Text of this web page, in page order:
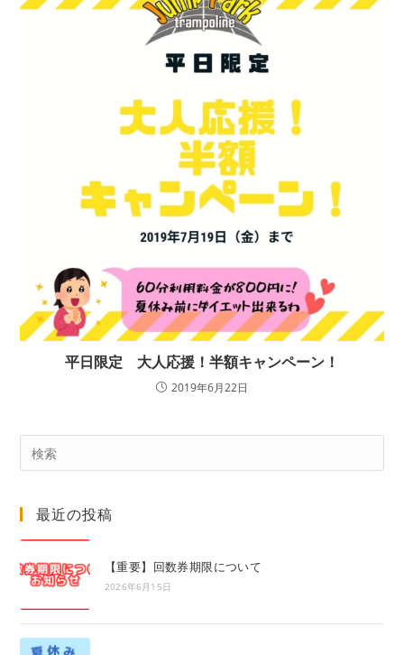
平日限定 大人応援！半額キャンペーン！
2019年6月22日
最近の投稿
【重要】回数券期限について
2026年6月15日